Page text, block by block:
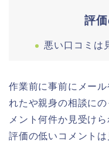
評
悪い口コミは
作業前に事前にメー
れたや親身の相談に
メント何件か見受けら
評価の低いコメントは